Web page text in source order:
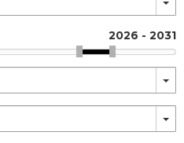
2026 - 2031